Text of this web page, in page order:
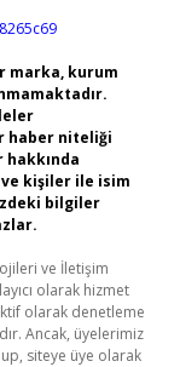
marka, kurum
haber niteliği
ve kişiler ile isim
bilgiler
ve İletişim
olarak hizmet
olarak denetleme
Ancak, üyelerimiz
siteye üye olarak